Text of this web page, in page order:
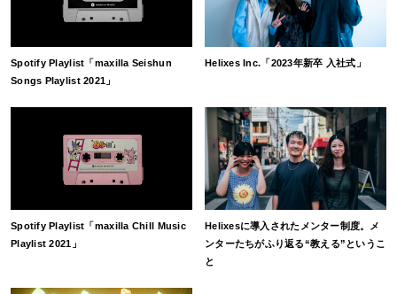
Spotify Playlist「maxilla Seishun
Songs Playlist 2021」
Helixes Inc.「2023年新卒 入社式」
Spotify Playlist「maxilla Chill Music
Playlist 2021」
Helixesに導入されたメンター制度。メ
ンターたちがふり返る“教える”というこ
と